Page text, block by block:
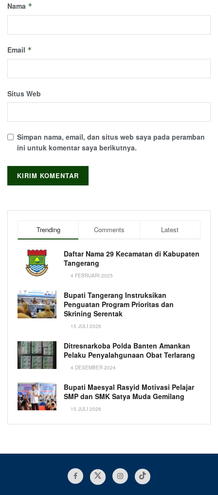
Nama *
Email *
Situs Web
Simpan nama, email, dan situs web saya pada peramban
ini untuk komentar saya berikutnya.
Trending Comments Latest
Daftar Nama 29 Kecamatan di Kabupaten
Tangerang
4 FEBRUARI 2025
Bupati Tangerang Instruksikan
Penguatan Program Prioritas dan
Skrining Serentak
15 JULI 2026
Ditresnarkoba Polda Banten Amankan
Pelaku Penyalahgunaan Obat Terlarang
4 DESEMBER 2024
Bupati Maesyal Rasyid Motivasi Pelajar
SMP dan SMK Satya Muda Gemilang
15 JULI 2026